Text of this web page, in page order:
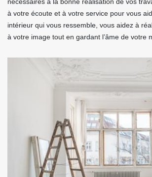
à votre écoute et à votre service pour vous
intérieur qui vous ressemble, vous aidez à
à votre image tout en gardant l’âme de votre